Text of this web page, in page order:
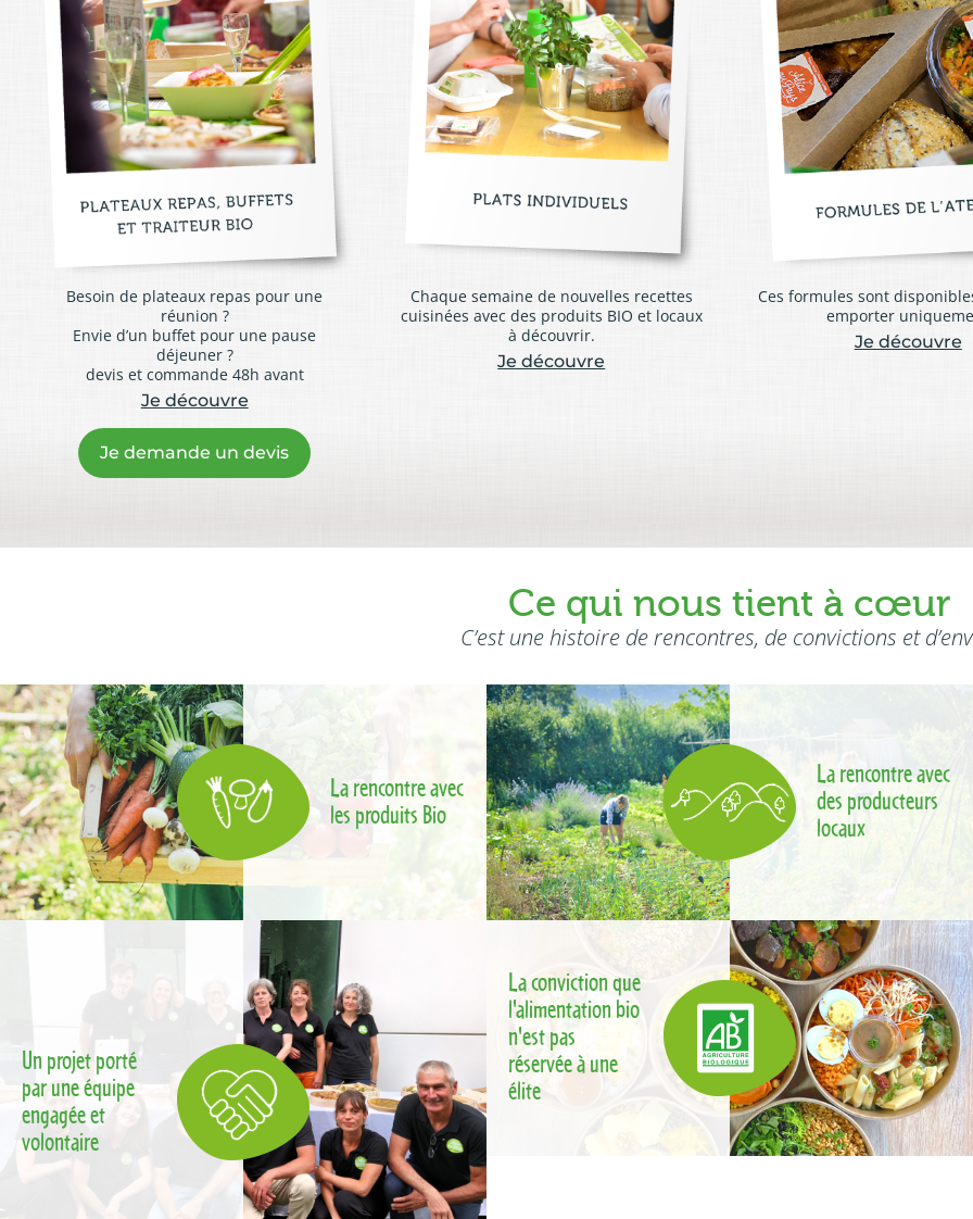
Besoin de plateaux repas pour une
réunion ?
Envie d’un buffet pour une pause
déjeuner ?
devis et commande 48h avant
Je découvre
Je demande un devis
Chaque semaine de nouvelles recettes
cuisinées avec des produits BIO et locaux
à découvrir.
Je découvre
Ces formules sont
emporter
Je découvre
Ce qui nous tient à cœur
C’est une histoire de rencontres, de convictions et
La rencontre avec
les produits Bio
La rencontre avec
des producteurs
locaux
Un projet porté
par une équipe
engagée et
volontaire
La conviction que
l'alimentation bio
n'est pas
réservée à une
élite